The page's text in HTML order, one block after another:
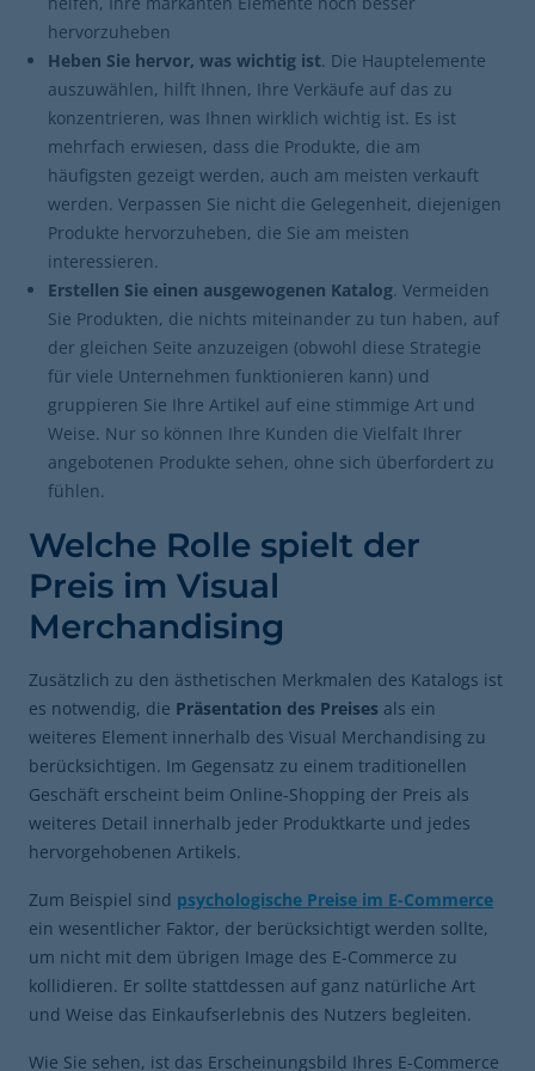
hervorzuheben
Heben Sie hervor, was wichtig ist. Die Hauptelemente
auszuwählen, hilft Ihnen, Ihre Verkäufe auf das zu
konzentrieren, was Ihnen wirklich wichtig ist. Es ist
mehrfach erwiesen, dass die Produkte, die am
häufigsten gezeigt werden, auch am meisten verkauft
werden. Verpassen Sie nicht die Gelegenheit, diejenigen
Produkte hervorzuheben, die Sie am meisten
interessieren.
Erstellen Sie einen ausgewogenen Katalog. Vermeiden
Sie Produkten, die nichts miteinander zu tun haben, auf
der gleichen Seite anzuzeigen (obwohl diese Strategie
für viele Unternehmen funktionieren kann) und
gruppieren Sie Ihre Artikel auf eine stimmige Art und
Weise. Nur so können Ihre Kunden die Vielfalt Ihrer
angebotenen Produkte sehen, ohne sich überfordert zu
fühlen.
Welche Rolle spielt der
Preis im Visual
Merchandising
Zusätzlich zu den ästhetischen Merkmalen des Katalogs ist
es notwendig, die Präsentation des Preises als ein
weiteres Element innerhalb des Visual Merchandising zu
berücksichtigen. Im Gegensatz zu einem traditionellen
Geschäft erscheint beim Online-Shopping der Preis als
weiteres Detail innerhalb jeder Produktkarte und jedes
hervorgehobenen Artikels.
Zum Beispiel sind psychologische Preise im E-Commerce
ein wesentlicher Faktor, der berücksichtigt werden sollte,
um nicht mit dem übrigen Image des E-Commerce zu
kollidieren. Er sollte stattdessen auf ganz natürliche Art
und Weise das Einkaufserlebnis des Nutzers begleiten.
Wie Sie sehen, ist das Erscheinungsbild Ihres E-Commerce